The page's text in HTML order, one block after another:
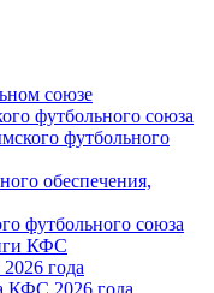
союзе
футбольного союза
футбольного
обеспечения,
футбольного союза
КФС
года
КФС 2026 года